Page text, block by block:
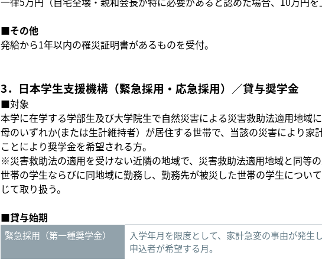
■その他
発給から1年以内の罹災証明書があるものを受付。
3．日本学生支援機構（緊急採用・応急採用）／貸与奨学金
■対象
本学に在学する学部生及び大学院生で自然災害による災害救助法適用地域
母のいずれか(または生計維持者）が居住する世帯で、当該の災害により家
ことにより奨学金を希望される方。
※災害救助法の適用を受けない近隣の地域で、災害救助法適用地域と同等
世帯の学生ならびに同地域に勤務し、勤務先が被災した世帯の学生につい
じて取り扱う。
■貸与始期
緊急採用（第一種奨学金）
入学年月を限度として、家計急変の事由が発生
申込者が希望する月。